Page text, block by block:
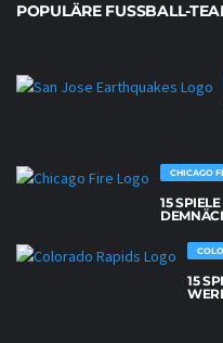
POPULÄRE FUSSBALL-
CHICAGO
15
15